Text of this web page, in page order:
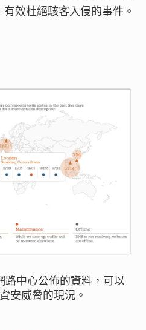
效杜絕駭客入侵的事件。
中心公佈的資料，可以
安威脅的現況。